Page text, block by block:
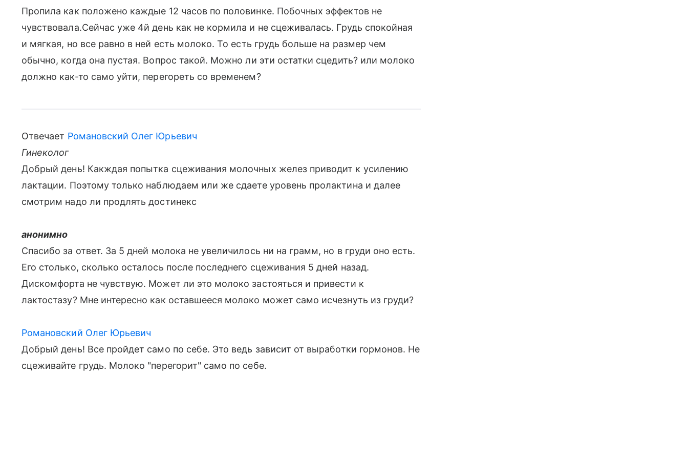
Пропила как положено каждые 12 часов по половинке. Побочных эффектов не
чувствовала.Сейчас уже 4й день как не кормила и не сцеживалась. Грудь спокойная
и мягкая, но все равно в ней есть молоко. То есть грудь больше на размер чем
обычно, когда она пустая. Вопрос такой. Можно ли эти остатки сцедить? или молоко
должно как-то само уйти, перегореть со временем?
Отвечает Романовский Олег Юрьевич
Гинеколог
Добрый день! Какждая попытка сцеживания молочных желез приводит к усилению
лактации. Поэтому только наблюдаем или же сдаете уровень пролактина и далее
смотрим надо ли продлять достинекс
анонимно
Спасибо за ответ. За 5 дней молока не увеличилось ни на грамм, но в груди оно есть.
Его столько, сколько осталось после последнего сцеживания 5 дней назад.
Дискомфорта не чувствую. Может ли это молоко застояться и привести к
лактостазу? Мне интересно как оставшееся молоко может само исчезнуть из груди?
Романовский Олег Юрьевич
Добрый день! Все пройдет само по себе. Это ведь зависит от выработки гормонов. Не
сцеживайте грудь. Молоко "перегорит" само по себе.